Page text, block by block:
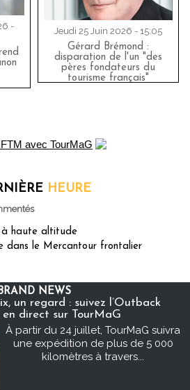
-
Jeudi 25 Juin 2026 - 15:05
Gérard Brémond :
disparation de l'un "des
pères fondateurs du
tourisme français"
HEURE
à haute altitude
dans le Mercantour frontalier
NEWS
un regard : suivez l’Outback
direct sur TourMaG
À partir du 24 juillet, TourMaG suivra
une expédition de plus de 5 000
kilomètres à travers...